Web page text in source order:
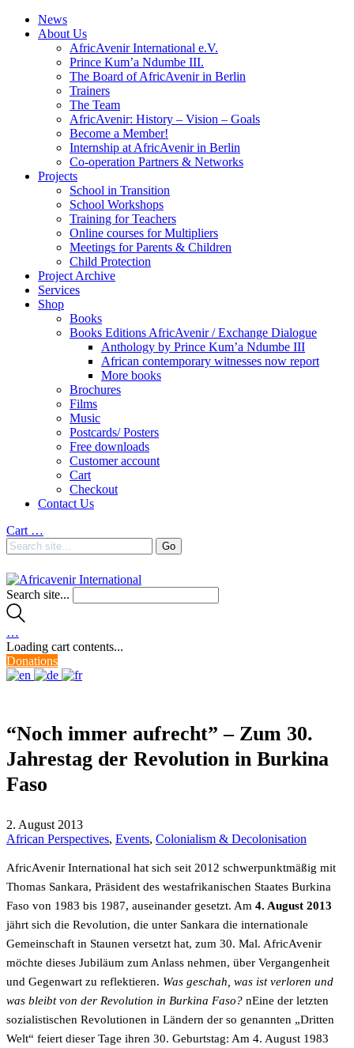
News
About Us
AfricAvenir International e.V.
Prince Kum’a Ndumbe III.
The Board of AfricAvenir in Berlin
Trainers
The Team
AfricAvenir: History – Vision – Goals
Become a Member!
Internship at AfricAvenir in Berlin
Co-operation Partners & Networks
Projects
School in Transition
School Workshops
Training for Teachers
Online courses for Multipliers
Meetings for Parents & Children
Child Protection
Project Archive
Services
Shop
Books
Books Editions AfricAvenir / Exchange Dialogue
Anthology by Prince Kum’a Ndumbe III
African contemporary witnesses now report
More books
Brochures
Films
Music
Postcards/ Posters
Free downloads
Customer account
Cart
Checkout
Contact Us
Cart …
Search site...
…
Loading cart contents...
Donations
“Noch immer aufrecht” – Zum 30.
Jahrestag der Revolution in Burkina
Faso
2. August 2013
African Perspectives, Events, Colonialism & Decolonisation
AfricAvenir International hat sich seit 2012 schwerpunktmäßig mit
Thomas Sankara, Präsident des westafrikanischen Staates Burkina
Faso von 1983 bis 1987, auseinander gesetzt. Am 4. August 2013
jährt sich die Revolution, die unter Sankara die internationale
Gemeinschaft in Staunen versetzt hat, zum 30. Mal. AfricAvenir
möchte dieses Jubiläum zum Anlass nehmen, über Vergangenheit
und Gegenwart zu reflektieren. Was geschah, was ist verloren und
was bleibt von der Revolution in Burkina Faso? nEine der letzten
sozialistischen Revolutionen in Ländern der so genannten „Dritten
Welt“ feiert dieser Tage ihren 30. Geburtstag: Am 4. August 1983